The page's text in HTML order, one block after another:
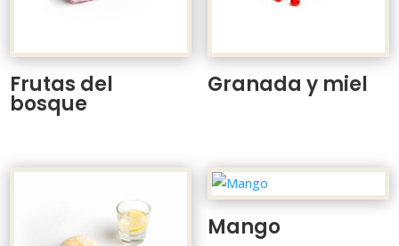
Frutas del
bosque
Granada y miel
Mango